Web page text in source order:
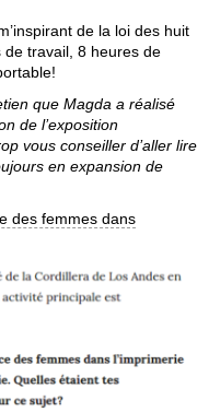
de la loi des huit
travail, 8 heures de
que Magda a réalisé
de l’exposition
vous conseiller d’aller lire
en expansion de
des femmes dans